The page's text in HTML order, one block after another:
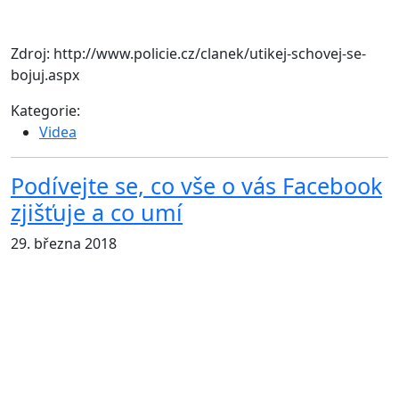
Zdroj: http://www.policie.cz/clanek/utikej-schovej-se-
bojuj.aspx
Kategorie:
Videa
Podívejte se, co vše o vás Facebook
zjišťuje a co umí
29. března 2018